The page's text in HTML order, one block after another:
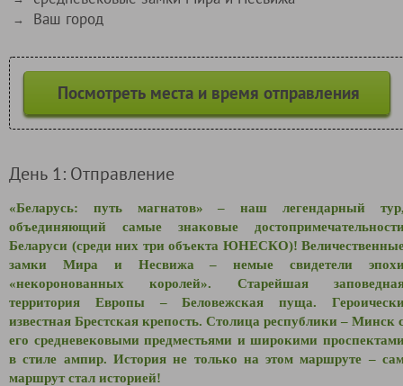
→ Ваш город
Посмотреть места и время отправления
День 1: Отправление
«Беларусь: путь магнатов» – наш легендарный
объединяющий самые знаковые
Беларуси (среди них три объекта ЮНЕСКО)!
замки Мира и Несвижа – немые свидетели
«некоронованных королей». Старейшая
территория Европы – Беловежская пуща.
известная Брестская крепость. Столица республики – Минск
его средневековыми предместьями и широкими
в стиле ампир. История не только на этом маршруте –
маршрут стал историей!